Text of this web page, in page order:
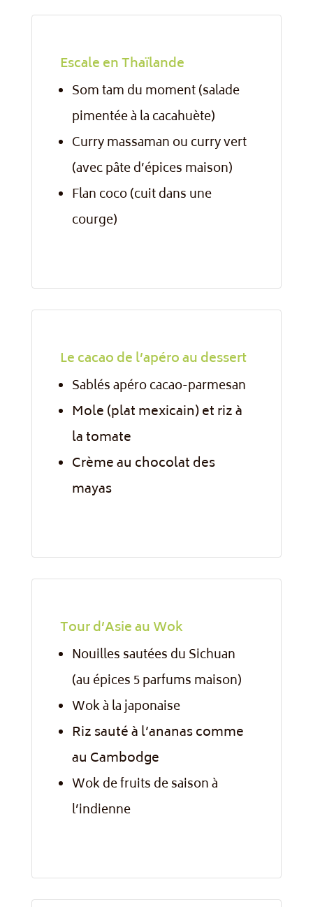
Escale en Thaïlande
Som tam du moment (salade
pimentée à la cacahuète)
Curry massaman ou curry vert
(avec pâte d’épices maison)
Flan coco (cuit dans une
courge)
Le cacao de l’apéro au dessert
Sablés apéro cacao-parmesan
Mole (plat mexicain) et riz à
la tomate
Crème au chocolat des
mayas
Tour d’Asie au Wok
Nouilles sautées du Sichuan
(au épices 5 parfums maison)
Wok à la japonaise
Riz sauté à l’ananas comme
au Cambodge
Wok de fruits de saison à
l’indienne